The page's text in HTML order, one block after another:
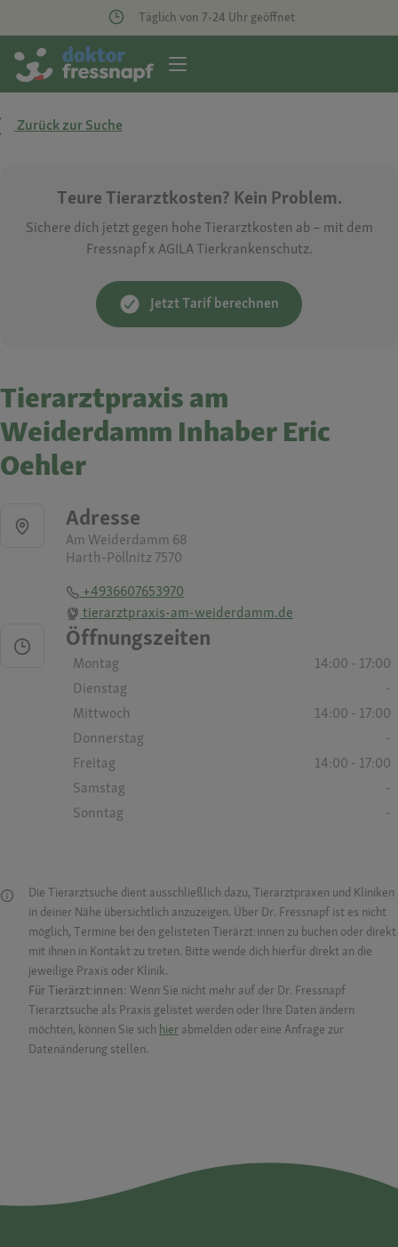
Täglich von 7-24 Uhr geöffnet
Zurück zur Suche
Teure Tierarztkosten? Kein Problem.
Sichere dich jetzt gegen hohe Tierarztkosten ab – mit dem
Fressnapf x AGILA Tierkrankenschutz.
Jetzt Tarif berechnen
Tierarztpraxis am
Weiderdamm Inhaber Eric
Oehler
Adresse
Am Weiderdamm 68
Harth-Pöllnitz 7570
+4936607653970
tierarztpraxis-am-weiderdamm.de
Öffnungszeiten
Montag
14:00 - 17:00
Dienstag
-
Mittwoch
14:00 - 17:00
Donnerstag
-
Freitag
14:00 - 17:00
Samstag
-
Sonntag
-
Die Tierarztsuche dient ausschließlich dazu, Tierarztpraxen und Kliniken
in deiner Nähe übersichtlich anzuzeigen. Über Dr. Fressnapf ist es nicht
möglich, Termine bei den gelisteten Tierärzt:innen zu buchen oder direkt
mit ihnen in Kontakt zu treten. Bitte wende dich hierfür direkt an die
jeweilige Praxis oder Klinik.
Für Tierärzt:innen: Wenn Sie nicht mehr auf der Dr. Fressnapf
Tierarztsuche als Praxis gelistet werden oder Ihre Daten ändern
möchten, können Sie sich hier abmelden oder eine Anfrage zur
Datenänderung stellen.